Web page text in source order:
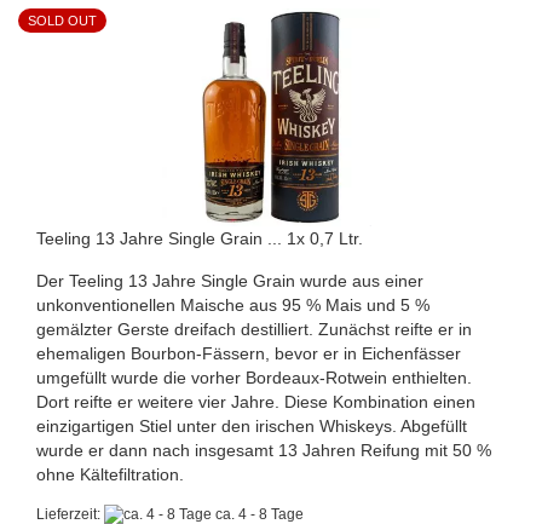
SOLD OUT
Teeling 13 Jahre Single Grain ... 1x 0,7 Ltr.
Der Teeling 13 Jahre Single Grain wurde aus einer
unkonventionellen Maische aus 95 % Mais und 5 %
gemälzter Gerste dreifach destilliert. Zunächst reifte er in
ehemaligen Bourbon-Fässern, bevor er in Eichenfässer
umgefüllt wurde die vorher Bordeaux-Rotwein enthielten.
Dort reifte er weitere vier Jahre. Diese Kombination einen
einzigartigen Stiel unter den irischen Whiskeys. Abgefüllt
wurde er dann nach insgesamt 13 Jahren Reifung mit 50 %
ohne Kältefiltration.
Lieferzeit:
ca. 4 - 8 Tage